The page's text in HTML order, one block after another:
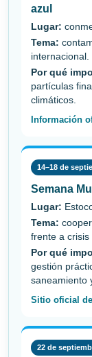
azul
Lugar:
Tema:
internacional.
Por qué
partículas
climáticos.
Información
14–18 de
Semana
Lugar:
Tema:
frente a crisis
Por qué
gestión
saneamiento
Sitio oficial
22 de